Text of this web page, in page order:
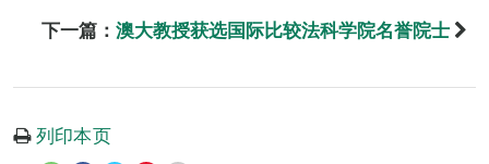
下一篇： 澳大教授获选国际比较法科学院名誉院士
列印本页